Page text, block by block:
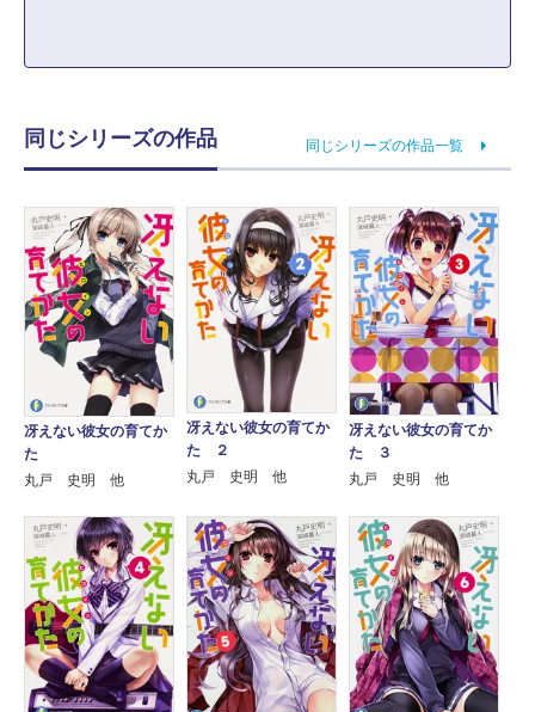
同じシリーズの作品 同じシリーズの作品一覧
冴えない彼女の育てか
た
丸戸 史明 他
冴えない彼女の育てか
た ２
丸戸 史明 他
冴えない彼女の育てか
た ３
丸戸 史明 他